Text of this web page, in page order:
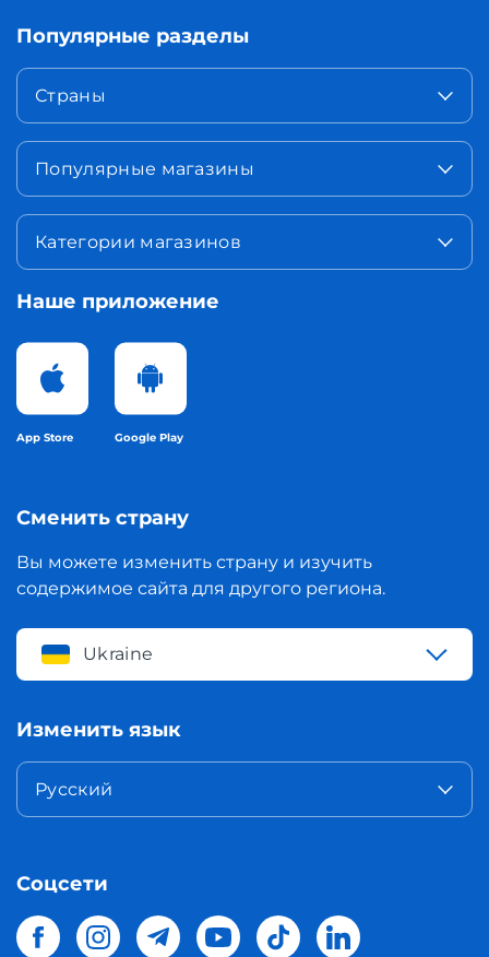
Популярные разделы
Страны
Популярные магазины
Категории магазинов
Наше приложение
App Store Google Play
Сменить страну
Вы можете изменить страну и изучить
содержимое сайта для другого региона.
Ukraine
Изменить язык
Русский
Соцсети